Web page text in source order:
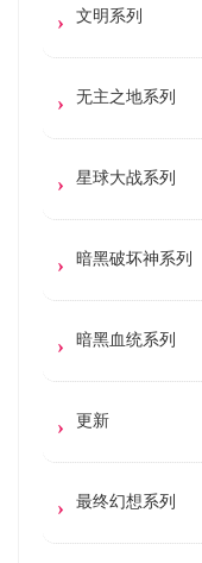
文明系列
无主之地系列
星球大战系列
暗黑破坏神系列
暗黑血统系列
更新
最终幻想系列